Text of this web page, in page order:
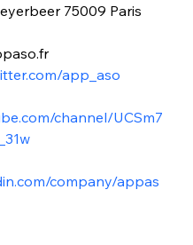
75009 Paris
app_aso
channel/UCSm7
company/appas